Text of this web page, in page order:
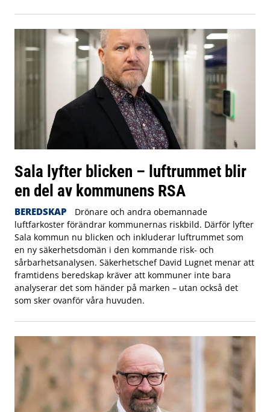
Sala lyfter blicken – luftrummet blir
en del av kommunens RSA
BEREDSKAP
Drönare och andra obemannade
luftfarkoster förändrar kommunernas riskbild. Därför lyfter
Sala kommun nu blicken och inkluderar luftrummet som
en ny säkerhetsdomän i den kommande risk- och
sårbarhetsanalysen. Säkerhetschef David Lugnet menar att
framtidens beredskap kräver att kommuner inte bara
analyserar det som händer på marken – utan också det
som sker ovanför våra huvuden.